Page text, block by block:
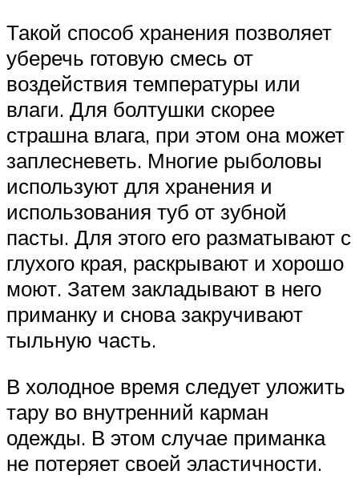
Такой способ хранения позволяет
уберечь готовую смесь от
воздействия температуры или
влаги. Для болтушки скорее
страшна влага, при этом она может
заплесневеть. Многие рыболовы
используют для хранения и
использования туб от зубной
пасты. Для этого его разматывают с
глухого края, раскрывают и хорошо
моют. Затем закладывают в него
приманку и снова закручивают
тыльную часть.
В холодное время следует уложить
тару во внутренний карман
одежды. В этом случае приманка
не потеряет своей эластичности.